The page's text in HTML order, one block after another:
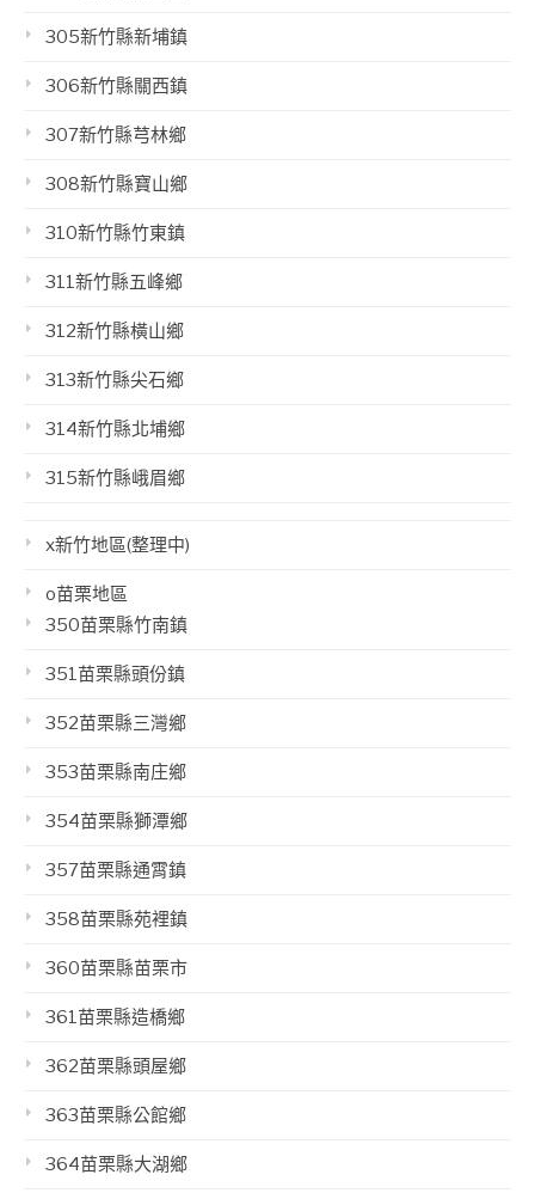
305新竹縣新埔鎮
306新竹縣關西鎮
307新竹縣芎林鄉
308新竹縣寶山鄉
310新竹縣竹東鎮
311新竹縣五峰鄉
312新竹縣橫山鄉
313新竹縣尖石鄉
314新竹縣北埔鄉
315新竹縣峨眉鄉
x新竹地區(整理中)
o苗栗地區
350苗栗縣竹南鎮
351苗栗縣頭份鎮
352苗栗縣三灣鄉
353苗栗縣南庄鄉
354苗栗縣獅潭鄉
357苗栗縣通霄鎮
358苗栗縣苑裡鎮
360苗栗縣苗栗市
361苗栗縣造橋鄉
362苗栗縣頭屋鄉
363苗栗縣公館鄉
364苗栗縣大湖鄉